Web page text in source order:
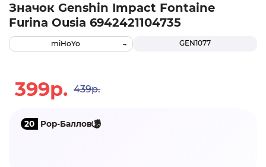
Значок Genshin Impact Fontaine
Furina Ousia 6942421104735
GEN1077
miHoYo
399р. 439р.
20 Pop-Баллов